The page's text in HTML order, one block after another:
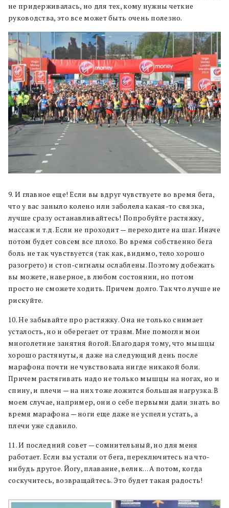
не придерживалась, но для тех, кому нужны четкие
руководства, это все может быть очень полезно.
9. И главное еще! Если вы вдруг чувствуете во время бега,
что у вас заныло колено или заболела какая-то связка,
лучше сразу останавливайтесь! Попробуйте растяжку,
массаж и т.д. Если не проходит — переходите на шаг. Иначе
потом будет совсем все плохо. Во время собственно бега
боль не так чувствуется (так как, видимо, тело хорошо
разогрето) и стоп-сигналы ослаблены. Поэтому добежать
вы можете, наверное, в любом состоянии, но потом
просто не сможете ходить. Причем долго. Так что лучше не
рискуйте.
10. Не забывайте про растяжку. Она не только снимает
усталость, но и оберегает от травм. Мне помогли мои
многолетние занятия йогой. Благодаря тому, что мышцы
хорошо растянуты, я даже на следующий день после
марафона почти не чувствовала нигде никакой боли.
Причем растягивать надо не только мышцы на ногах, но и
спину, и плечи — на них тоже ложится большая нагрузка. В
моем случае, например, они о себе первыми дали знать во
время марафона — ноги еще даже не успели устать, а
плечи уже сдавило.
11. И последний совет — сомнительный, но для меня
работает. Если вы устали от бега, переключитесь на что-
нибудь другое. Йогу, плавание, велик… А потом, когда
соскучитесь, возвращайтесь. Это будет такая радость!